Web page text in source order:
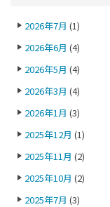
2026年7月 (1)
2026年6月 (4)
2026年5月 (4)
2026年3月 (4)
2026年1月 (3)
2025年12月 (1)
2025年11月 (2)
2025年10月 (2)
2025年7月 (3)